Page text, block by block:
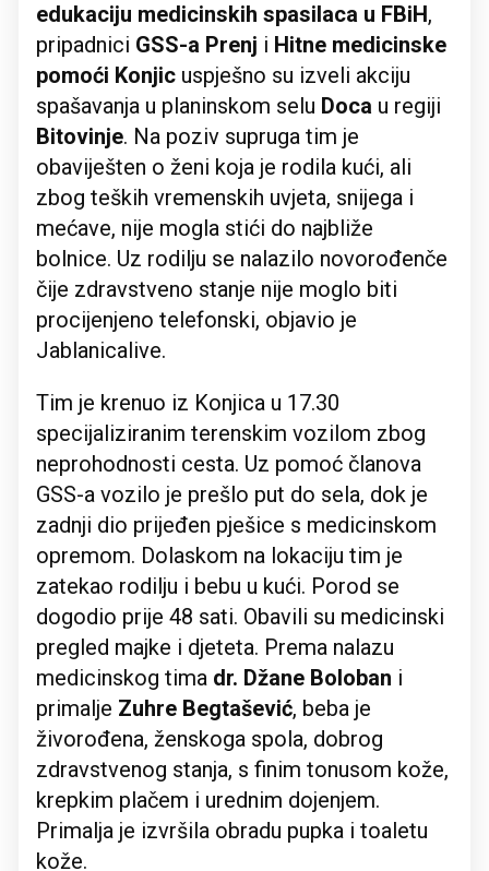
edukaciju medicinskih spasilaca u FBiH,
pripadnici GSS-a Prenj i Hitne medicinske
pomoći Konjic uspješno su izveli akciju
spašavanja u planinskom selu Doca u regiji
Bitovinje. Na poziv supruga tim je
obaviješten o ženi koja je rodila kući, ali
zbog teških vremenskih uvjeta, snijega i
mećave, nije mogla stići do najbliže
bolnice. Uz rodilju se nalazilo novorođenče
čije zdravstveno stanje nije moglo biti
procijenjeno telefonski, objavio je
Jablanicalive.
Tim je krenuo iz Konjica u 17.30
specijaliziranim terenskim vozilom zbog
neprohodnosti cesta. Uz pomoć članova
GSS-a vozilo je prešlo put do sela, dok je
zadnji dio prijeđen pješice s medicinskom
opremom. Dolaskom na lokaciju tim je
zatekao rodilju i bebu u kući. Porod se
dogodio prije 48 sati. Obavili su medicinski
pregled majke i djeteta. Prema nalazu
medicinskog tima dr. Džane Boloban i
primalje Zuhre Begtašević, beba je
živorođena, ženskoga spola, dobrog
zdravstvenog stanja, s finim tonusom kože,
krepkim plačem i urednim dojenjem.
Primalja je izvršila obradu pupka i toaletu
kože.